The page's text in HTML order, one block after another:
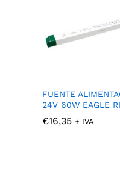
FUENTE
24V 60W EAGLE
€16,35 + IVA
€16,35